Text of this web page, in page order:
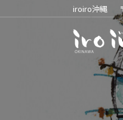
iroiro沖縄